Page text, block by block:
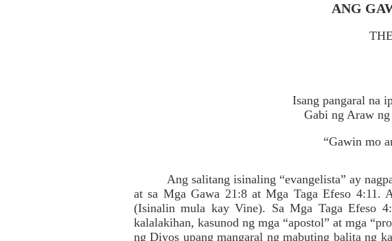
ANG
Isang pangaral na
Gabi ng Araw
“Gawin mo
Ang salitang isinaling “evangelista” ay
at sa Mga Gawa 21:8 at Mga Taga Efeso 4:11.
(Isinalin mula kay Vine). Sa Mga Taga Efeso
kalalakihan, kasunod ng mga “apostol” at mga
ng Diyos upang mangaral ng mabuting balita ng